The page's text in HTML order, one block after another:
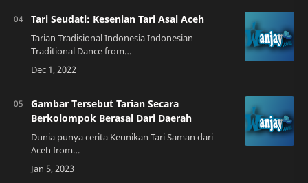
Tari Seudati: Kesenian Tari Asal Aceh
Tarian Tradisional Indonesia Indonesian
Traditional Dance from
coolaboutindonesia.blogspot.comSejarah Tari
SeudatiTari Seudati merupakan tarian tradisional
Gambar Tersebut Tarian Secara
Berkolompok Berasal Dari Daerah
Dunia punya cerita Keunikan Tari Saman dari
Aceh from
tribagusseto15.blogspot.comPembukaanSelamat
datang di blog kami yang akan membahas